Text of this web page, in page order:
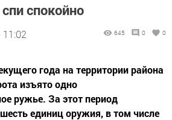
спокойно
645 0 0
года на территории района
изъято одно
ружье. За этот период
единиц оружия, в том числе